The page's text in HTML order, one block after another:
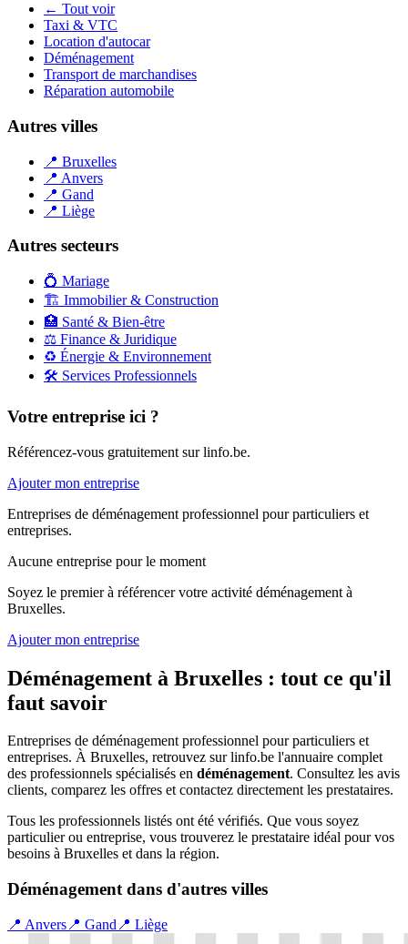
← Tout voir
Taxi & VTC
Location d'autocar
Déménagement
Transport de marchandises
Réparation automobile
Autres villes
📍 Bruxelles
📍 Anvers
📍 Gand
📍 Liège
Autres secteurs
💍 Mariage
🏗️ Immobilier & Construction
🏥 Santé & Bien-être
⚖️ Finance & Juridique
♻️ Énergie & Environnement
🛠️ Services Professionnels
Votre entreprise ici ?
Référencez-vous gratuitement sur linfo.be.
Ajouter mon entreprise
Entreprises de déménagement professionnel pour particuliers et
entreprises.
Aucune entreprise pour le moment
Soyez le premier à référencer votre activité déménagement à
Bruxelles.
Ajouter mon entreprise
Déménagement à Bruxelles : tout ce qu'il
faut savoir
Entreprises de déménagement professionnel pour particuliers et
entreprises. À Bruxelles, retrouvez sur linfo.be l'annuaire complet
des professionnels spécialisés en déménagement. Consultez les avis
clients, comparez les offres et contactez directement les prestataires.
Tous les professionnels listés ont été vérifiés. Que vous soyez
particulier ou entreprise, vous trouverez le prestataire idéal pour vos
besoins à Bruxelles et dans la région.
Déménagement dans d'autres villes
📍 Anvers 📍 Gand 📍 Liège